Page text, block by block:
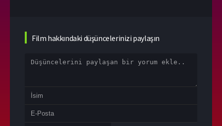
Film hakkındaki düşüncelerinizi paylaşın